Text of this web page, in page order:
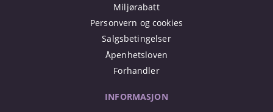
Miljørabatt
Personvern og cookies
Salgsbetingelser
Åpenhetsloven
Forhandler
INFORMASJON